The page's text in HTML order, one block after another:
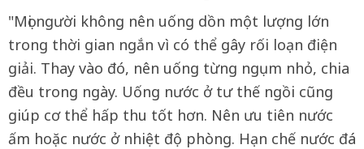
"Mọi người không nên uống dồn một lượng lớn
trong thời gian ngắn vì có thể gây rối loạn điện
giải. Thay vào đó, nên uống từng ngụm nhỏ, chia
đều trong ngày. Uống nước ở tư thế ngồi cũng
giúp cơ thể hấp thu tốt hơn. Nên ưu tiên nước
ấm hoặc nước ở nhiệt độ phòng. Hạn chế nước đá